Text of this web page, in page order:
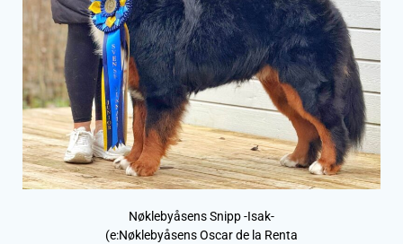
Nøklebyåsens Snipp -Isak-
(e:Nøklebyåsens Oscar de la Renta